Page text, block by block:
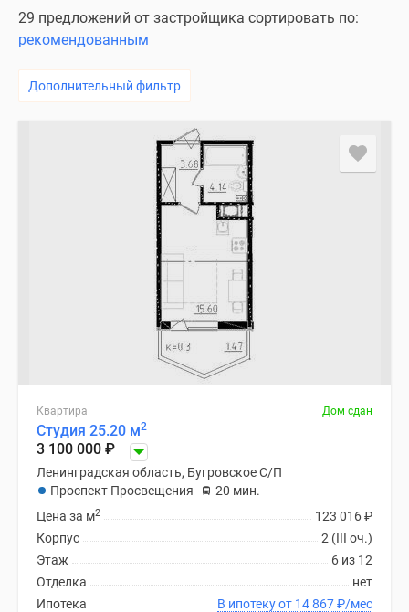
29 предложений от застройщика сортировать по:
рекомендованным
Дополнительный фильтр
Квартира Дом сдан
Студия 25.20 м2
3 100 000 ₽
Ленинградская область, Бугровское С/П
Проспект Просвещения
20 мин.
123 016₽
Цена за м2
2 (III оч.)
Корпус
6 из 12
Этаж
нет
Отделка
В ипотеку от 14 867₽/мес
Ипотека